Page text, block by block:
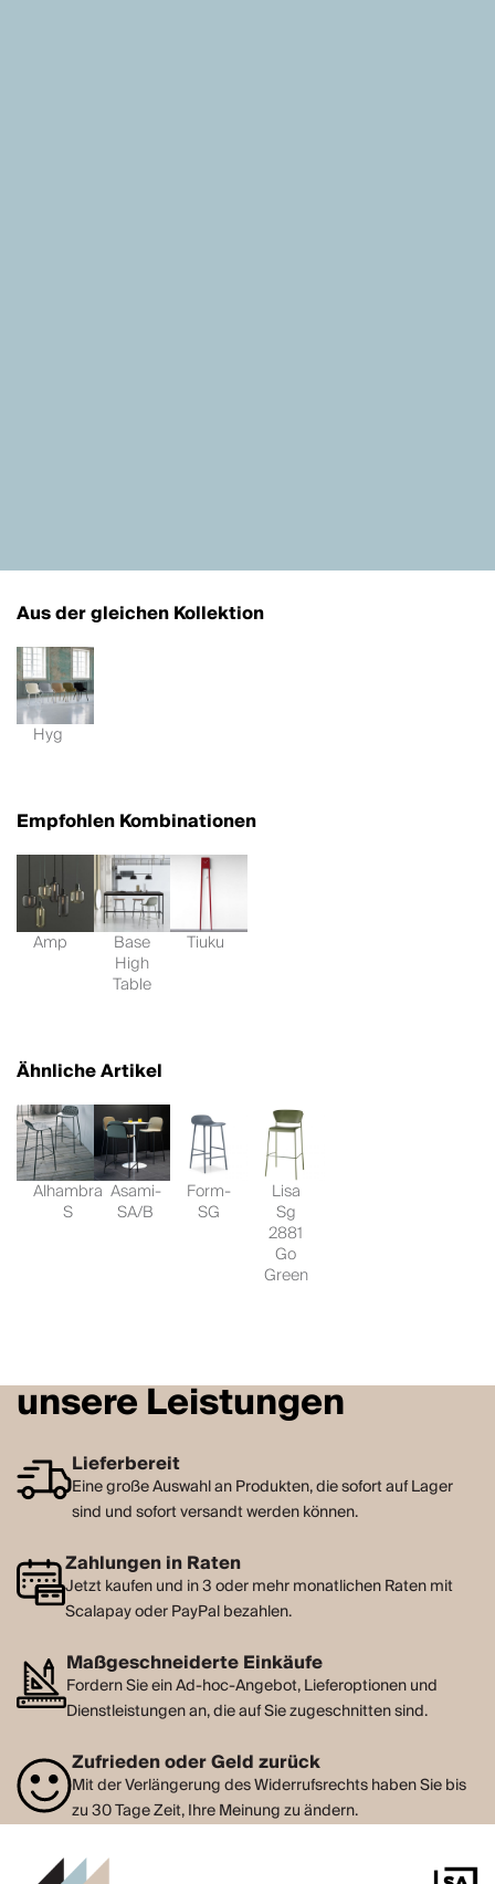
Aus der gleichen Kollektion
Hyg
Empfohlen Kombinationen
Amp Base
High
Table
Tiuku
Ähnliche Artikel
Alhambra
S
Asami-
SA/B
Form-
SG
Lisa
Sg
2881
Go
Green
unsere Leistungen
Lieferbereit
Eine große Auswahl an Produkten, die sofort auf Lager
sind und sofort versandt werden können.
Zahlungen in Raten
Jetzt kaufen und in 3 oder mehr monatlichen Raten mit
Scalapay oder PayPal bezahlen.
Maßgeschneiderte Einkäufe
Fordern Sie ein Ad-hoc-Angebot, Lieferoptionen und
Dienstleistungen an, die auf Sie zugeschnitten sind.
Zufrieden oder Geld zurück
Mit der Verlängerung des Widerrufsrechts haben Sie bis
zu 30 Tage Zeit, Ihre Meinung zu ändern.